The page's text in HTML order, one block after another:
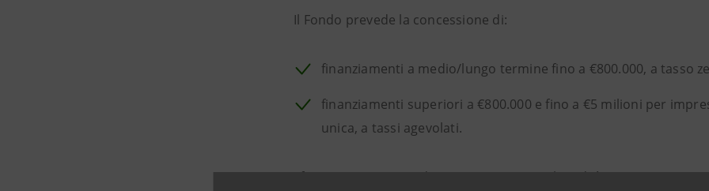
Il Fondo prevede la concessione di:
finanziamenti a medio/lungo termine fino a €800.000, a tasso
finanziamenti superiori a €800.000 e fino a €5 milioni per
unica, a tassi agevolati.
I finanziamenti sono destinati a sostenere liquidità e investimenti,